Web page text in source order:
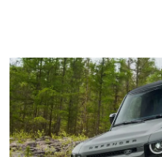
הדגם בשל היותו המינרל הקשה
₪, כך שרק בודדים בישראל יזכו לרכוש את גרסת